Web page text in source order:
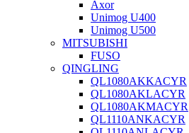
Axor
Unimog U400
Unimog U500
MITSUBISHI
FUSO
QINGLING
QL1080AKKACYR
QL1080AKLACYR
QL1080AKMACYR
QL1110ANKACYR